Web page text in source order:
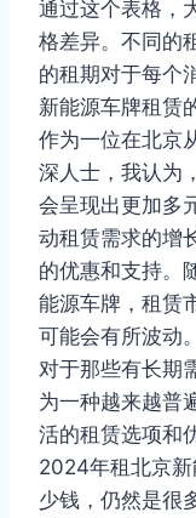
通过这个表格，
格差异。不同的
的租期对于每个
新能源车牌租赁
作为一位在北京
深人士，我认为
会呈现出更加多
动租赁需求的增
的优惠和支持。
能源车牌，租赁
可能会有所波动。
对于那些有长期
为一种越来越普
活的租赁选项和
2024年租北京
少钱，仍然是很